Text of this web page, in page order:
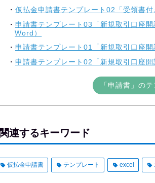
仮払金申請書テンプレート02「受領書
申請書テンプレート03「新規取引口座
Word）
申請書テンプレート01「新規取引口座
申請書テンプレート02「新規取引口座
「申請書」の
関連するキーワード
仮払金申請書 テンプレート excel